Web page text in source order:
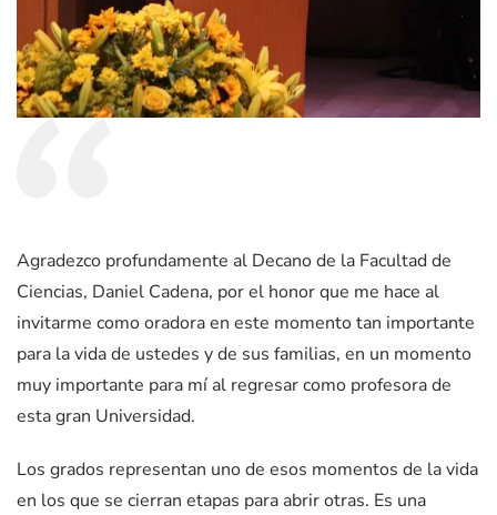
Agradezco profundamente al Decano de la Facultad de
Ciencias, Daniel Cadena, por el honor que me hace al
invitarme como oradora en este momento tan importante
para la vida de ustedes y de sus familias, en un momento
muy importante para mí al regresar como profesora de
esta gran Universidad.
Los grados representan uno de esos momentos de la vida
en los que se cierran etapas para abrir otras. Es una